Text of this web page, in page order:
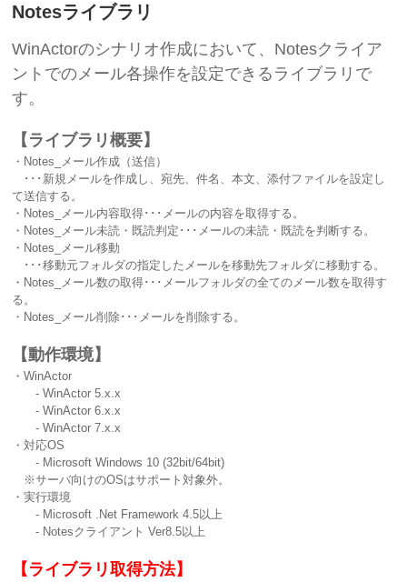
Notesライブラリ
WinActorのシナリオ作成において、Notesクライア
ントでのメール各操作を設定できるライブラリで
す。
【ライブラリ概要】
・Notes_メール作成（送信）
･･･新規メールを作成し、宛先、件名、本文、添付ファイルを設定し
て送信する。
・Notes_メール内容取得･･･メールの内容を取得する。
・Notes_メール未読・既読判定･･･メールの未読・既読を判断する。
・Notes_メール移動
･･･移動元フォルダの指定したメールを移動先フォルダに移動する。
・Notes_メール数の取得･･･メールフォルダの全てのメール数を取得す
る。
・Notes_メール削除･･･メールを削除する。
【動作環境】
・WinActor
- WinActor 5.x.x
- WinActor 6.x.x
- WinActor 7.x.x
・対応OS
- Microsoft Windows 10 (32bit/64bit)
※サーバ向けのOSはサポート対象外。
・実行環境
- Microsoft .Net Framework 4.5以上
- Notesクライアント Ver8.5以上
【ライブラリ取得方法】